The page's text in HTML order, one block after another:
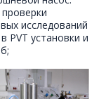
исследований
PVT установки и